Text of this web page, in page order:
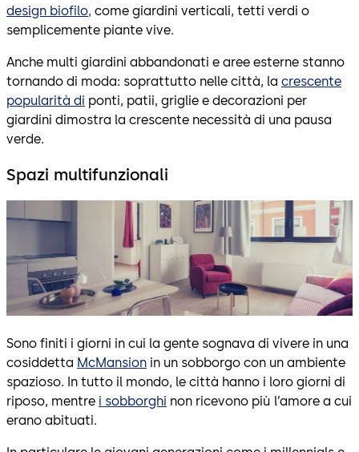
design biofilo, come giardini verticali, tetti verdi o
semplicemente piante vive.
Anche multi giardini abbandonati e aree esterne stanno
tornando di moda: soprattutto nelle città, la crescente
popularità di ponti, patii, griglie e decorazioni per
giardini dimostra la crescente necessità di una pausa
verde.
Spazi multifunzionali
Sono finiti i giorni in cui la gente sognava di vivere in una
cosiddetta McMansion in un sobborgo con un ambiente
spazioso. In tutto il mondo, le città hanno i loro giorni di
riposo, mentre i sobborghi non ricevono più l’amore a cui
erano abituati.